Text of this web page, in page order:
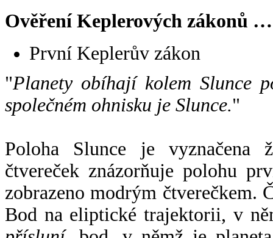
Ověření Keplerových zákonů …
První Keplerův zákon
"Planety obíhají kolem Slunce
společném ohnisku je Slunce."
Poloha Slunce je vyznačena
čtvereček znázorňuje polohu
zobrazeno modrým čtverečkem.
Bod na eliptické trajektorii, v